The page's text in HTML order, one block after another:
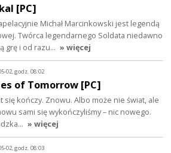
[PC]
Michał Marcinkowski jest legendą
Twórca legendarnego Soldata niedawno
grę i od razu… » więcej
02, godz. 08:02
of Tomorrow [PC]
się kończy. Znowu. Albo może nie świat, ale
sami się wykończyliśmy – nic nowego.
» więcej
02, godz. 08:03